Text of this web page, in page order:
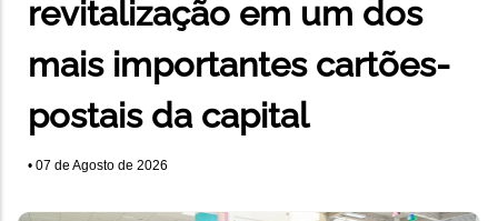
revitalização em um dos
mais importantes cartões-
postais da capital
• 07 de Agosto de 2026